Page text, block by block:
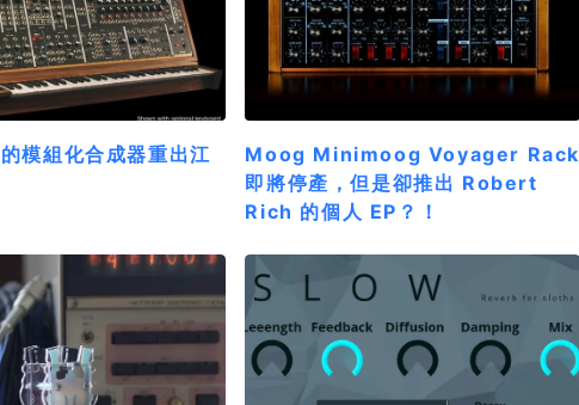
模組化合成器重出江
Moog Minimoog Voyager Rack
即將停產，但是卻推出 Robert
Rich 的個人 EP？！